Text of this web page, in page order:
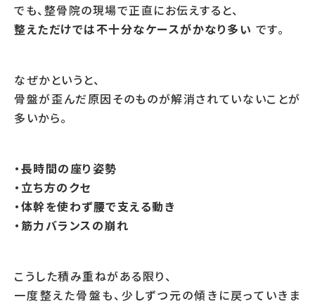
でも、整骨院の現場で正直にお伝えすると、
整えただけでは不十分なケースがかなり多い です。
なぜかというと、
骨盤が歪んだ原因そのものが解消されていないことが
多いから。
・長時間の座り姿勢
・立ち方のクセ
・体幹を使わず腰で支える動き
・筋力バランスの崩れ
こうした積み重ねがある限り、
一度整えた骨盤も、少しずつ元の傾きに戻っていきま